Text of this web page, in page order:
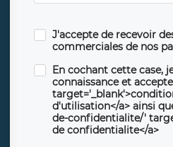
J'accepte de recevoir
commerciales de nos
En cochant cette case,
connaissance et
d'utilisation</a> ainsi
de-confidentialite/'
de confidentialite</a>